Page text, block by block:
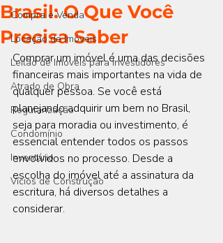
Compra e Venda
Locação de Imóveis
Leilão de Imóveis para Investidores
Atrado de Obra
Regularização
Condomínio
Inventário
Vícios de Construção
Brasil: O Que Você
Precisa Saber
Comprar um imóvel é uma das decisões
financeiras mais importantes na vida de
qualquer pessoa. Se você está
planejando adquirir um bem no Brasil,
seja para moradia ou investimento, é
essencial entender todos os passos
envolvidos no processo. Desde a
escolha do imóvel até a assinatura da
escritura, há diversos detalhes a
considerar.